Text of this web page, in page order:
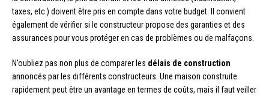
taxes, etc.) doivent être pris en compte dans votre budget. Il convient
également de vérifier si le constructeur propose des garanties et des
assurances pour vous protéger en cas de problèmes ou de malfaçons.
N’oubliez pas non plus de comparer les délais de construction
annoncés par les différents constructeurs. Une maison construite
rapidement peut être un avantage en termes de coûts, mais il faut veiller